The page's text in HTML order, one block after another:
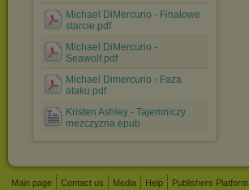
Michael DiMercurio - Finałowe
starcie.pdf
Michael DiMercurio -
Seawolf.pdf
Michael Dimercurio - Faza
ataku.pdf
Kristen Ashley - Tajemniczy
mezczyzna.epub
Main page Contact us Media Help
Publishers Platform